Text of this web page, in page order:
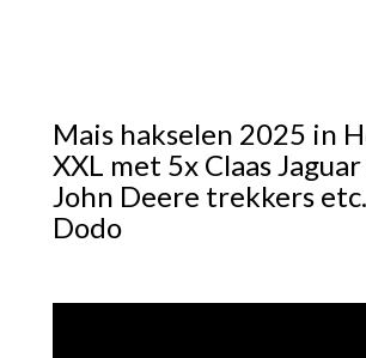
Mais hakselen 2025 in
XXL met 5x Claas
John Deere trekkers
Dodo